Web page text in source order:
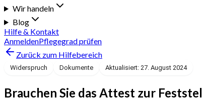
Wir handeln
Blog
Hilfe & Kontakt
AnmeldenPflegegrad prüfen
Zurück zum Hilfebereich
Widerspruch Dokumente Aktualisiert: 27. August 2024
Brauchen Sie das Attest zur